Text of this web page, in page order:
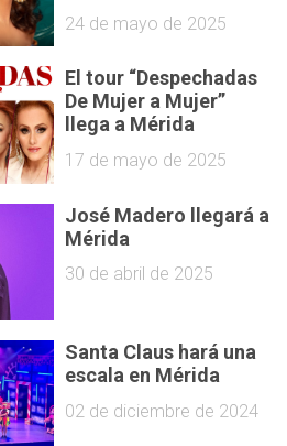
24 de mayo de 2025
El tour “Despechadas
De Mujer a Mujer”
llega a Mérida
17 de mayo de 2025
José Madero llegará a
Mérida
30 de abril de 2025
Santa Claus hará una
escala en Mérida
02 de diciembre de 2024